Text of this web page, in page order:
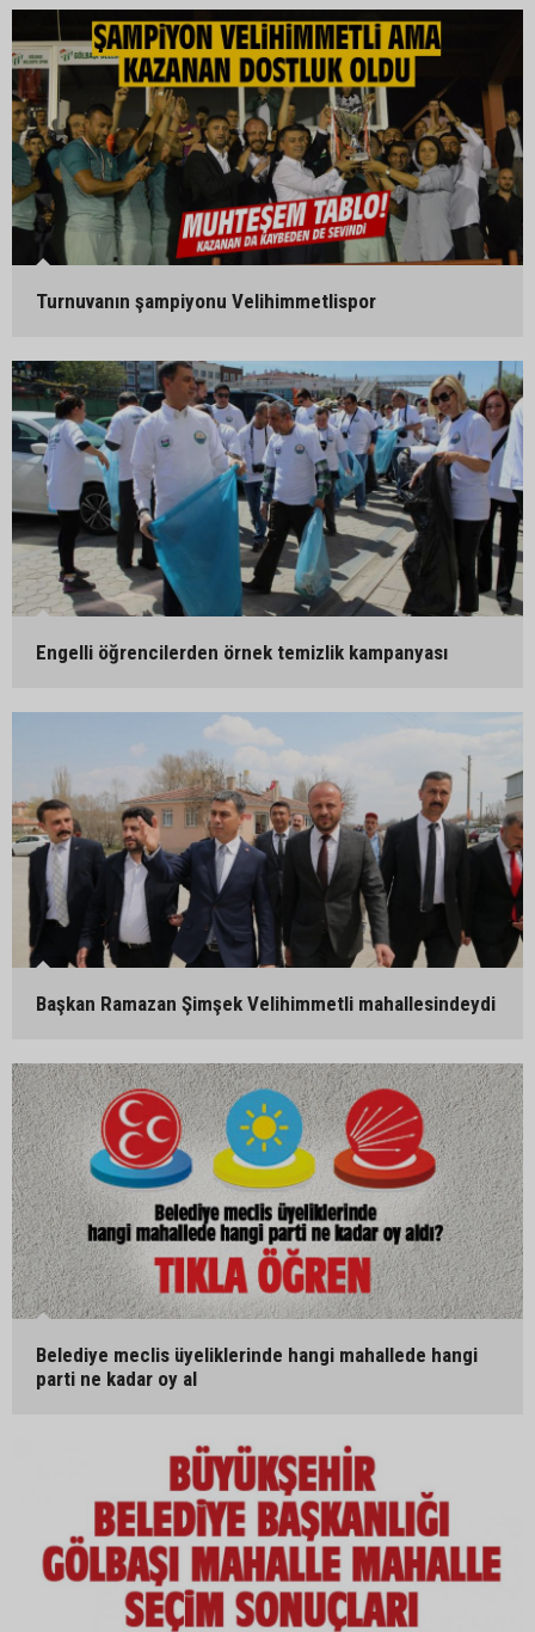
Turnuvanın şampiyonu Velihimmetlispor
Engelli öğrencilerden örnek temizlik kampanyası
Başkan Ramazan Şimşek Velihimmetli mahallesindeydi
Belediye meclis üyeliklerinde hangi mahallede hangi
parti ne kadar oy al